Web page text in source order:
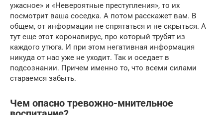
ужасное» и «Невероятные преступления», то их
посмотрит ваша соседка. А потом расскажет вам. В
общем, от информации не спрятаться и не скрыться. А
тут еще этот коронавирус, про который трубят из
каждого утюга. И при этом негативная информация
никуда от нас уже не уходит. Так и оседает в
подсознании. Причем именно то, что всеми силами
стараемся забыть.
Чем опасно тревожно-мнительное